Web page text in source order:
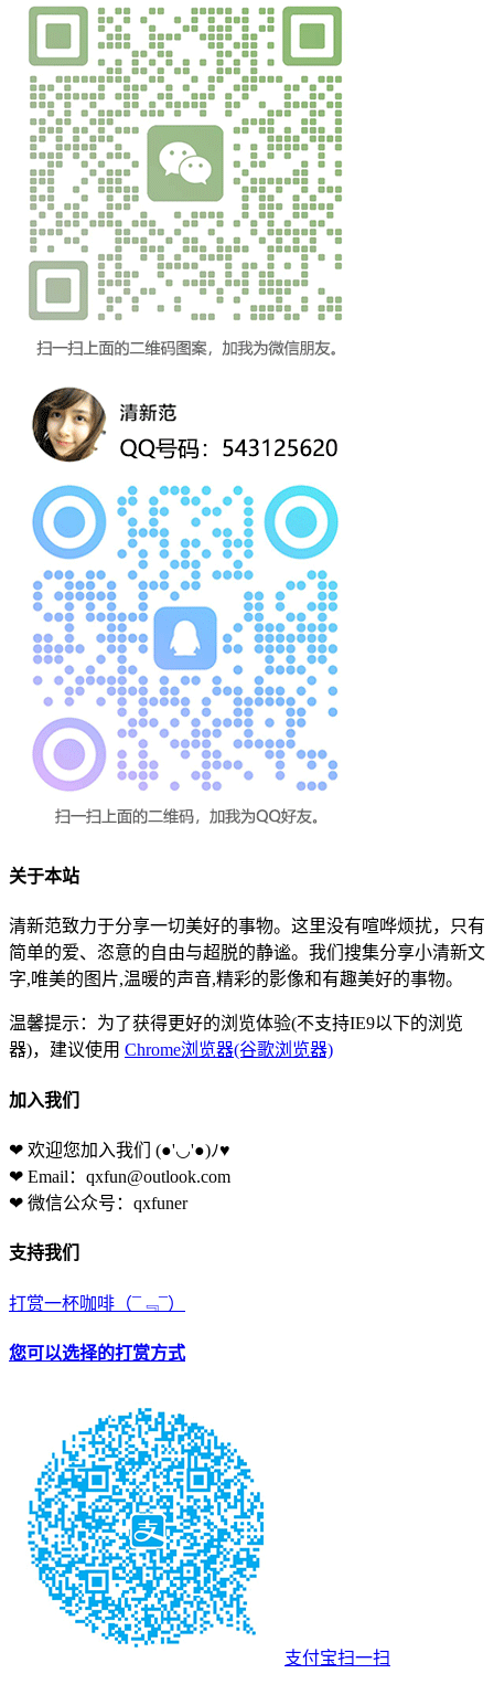
关于本站
清新范致力于分享一切美好的事物。这里没有喧哗烦扰，只有
简单的爱、恣意的自由与超脱的静谧。我们搜集分享小清新文
字,唯美的图片,温暖的声音,精彩的影像和有趣美好的事物。
温馨提示：为了获得更好的浏览体验(不支持IE9以下的浏览
器)，建议使用 Chrome浏览器(谷歌浏览器)
加入我们
❤ 欢迎您加入我们 (●'◡'●)ﾉ♥
❤ Email：qxfun@outlook.com
❤ 微信公众号：qxfuner
支持我们
打赏一杯咖啡 （¯﹃¯）
您可以选择的打赏方式
支付宝扫一扫